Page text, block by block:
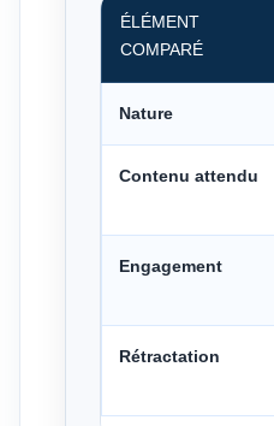
ÉLÉMENT
COMPARÉ
Nature
Contenu attendu
Engagement
Rétractation